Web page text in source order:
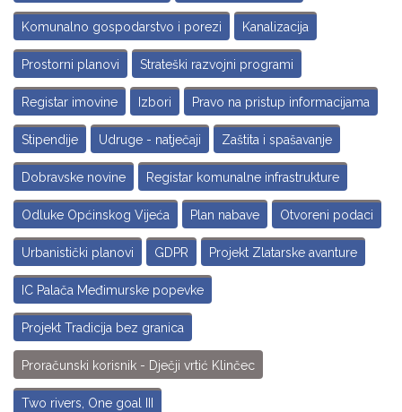
Komunalno gospodarstvo i porezi Kanalizacija
Prostorni planovi Strateški razvojni programi
Registar imovine Izbori Pravo na pristup informacijama
Stipendije Udruge - natječaji Zaštita i spašavanje
Dobravske novine Registar komunalne infrastrukture
Odluke Općinskog Vijeća Plan nabave Otvoreni podaci
Urbanistički planovi GDPR Projekt Zlatarske avanture
IC Palača Međimurske popevke
Projekt Tradicija bez granica
Proračunski korisnik - Dječji vrtić Klinčec
Two rivers, One goal III